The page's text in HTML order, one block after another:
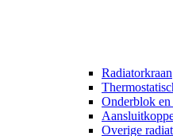
Radiatorkraan
Onderblok
Overige